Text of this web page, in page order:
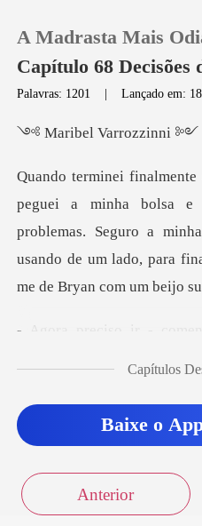
Loja
Histórico
Sair
A Madrasta Mais
Capítulo 68 Decisões
Palavras: 1201 |Lançado em:
el Varr
problemas. Seguro a
usan
Capítulos
Baixe o
Anterior